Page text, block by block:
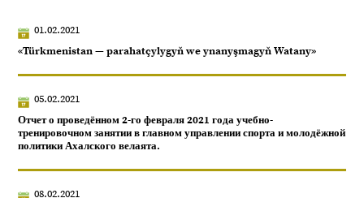
01.02.2021
«Türkmenistan — parahatçylygyň we ynanyşmagyň Watany»
05.02.2021
Отчет о проведённом 2-го февраля 2021 года учебно-
тренировочном занятии в главном управлении спорта и молодёжной
политики Ахалского велаята.
08.02.2021